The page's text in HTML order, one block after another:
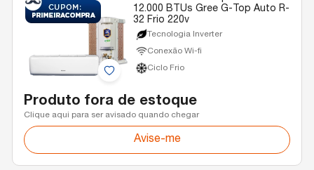
12.000 BTUs Gree G-Top Auto R-
32 Frio 220v
Tecnologia Inverter
Conexão Wi-fi
Ciclo Frio
Produto fora de estoque
Clique aqui para ser avisado quando chegar
Avise-me